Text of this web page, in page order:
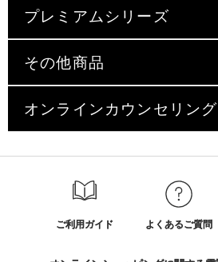
プレミアムシリーズ
その他商品
オンラインカウンセリング
ご利用ガイド よくあるご質問